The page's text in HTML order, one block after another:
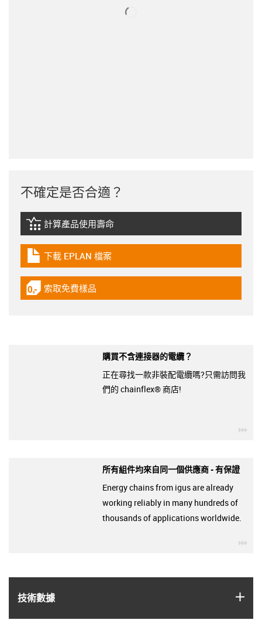
技術數據
不確定是否合適？
igus-icon-lebensdauerrechner
計算產品使用壽命
igus-icon-download-plan
下載 EPLAN 檔案
igus-icon-gratismuster
索取免費樣品
購買不含連接器的電纜？
正在尋找一款非裝配電纜嗎?只需訪問我
們的 chainflex® 商店!
所有組件均來自同一個供應商 - 有保證
Energy chains from igus are already
working reliably in many hundreds of
thousands of applications worldwide.